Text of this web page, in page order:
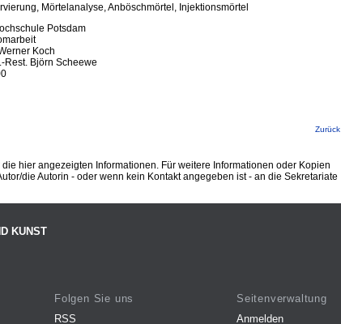
Mörtelanalyse, Anböschmörtel, Injektionsmörtel
Potsdam
Koch
Rest. Björn Scheewe
Zurück
hier angezeigten Informationen. Für weitere Informationen oder Kopien
die Autorin - oder wenn kein Kontakt angegeben ist - an die Sekretariate
KUNST
Folgen Sie uns
RSS
Seitenverwaltung
Anmelden